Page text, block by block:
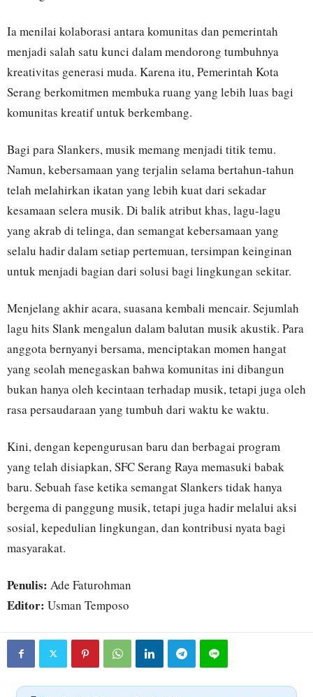
Ia menilai kolaborasi antara komunitas dan pemerintah
menjadi salah satu kunci dalam mendorong tumbuhnya
kreativitas generasi muda. Karena itu, Pemerintah Kota
Serang berkomitmen membuka ruang yang lebih luas bagi
komunitas kreatif untuk berkembang.
Bagi para Slankers, musik memang menjadi titik temu.
Namun, kebersamaan yang terjalin selama bertahun-tahun
telah melahirkan ikatan yang lebih kuat dari sekadar
kesamaan selera musik. Di balik atribut khas, lagu-lagu
yang akrab di telinga, dan semangat kebersamaan yang
selalu hadir dalam setiap pertemuan, tersimpan keinginan
untuk menjadi bagian dari solusi bagi lingkungan sekitar.
Menjelang akhir acara, suasana kembali mencair. Sejumlah
lagu hits Slank mengalun dalam balutan musik akustik. Para
anggota bernyanyi bersama, menciptakan momen hangat
yang seolah menegaskan bahwa komunitas ini dibangun
bukan hanya oleh kecintaan terhadap musik, tetapi juga oleh
rasa persaudaraan yang tumbuh dari waktu ke waktu.
Kini, dengan kepengurusan baru dan berbagai program
yang telah disiapkan, SFC Serang Raya memasuki babak
baru. Sebuah fase ketika semangat Slankers tidak hanya
bergema di panggung musik, tetapi juga hadir melalui aksi
sosial, kepedulian lingkungan, dan kontribusi nyata bagi
masyarakat.
Penulis: Ade Faturohman
Editor: Usman Temposo